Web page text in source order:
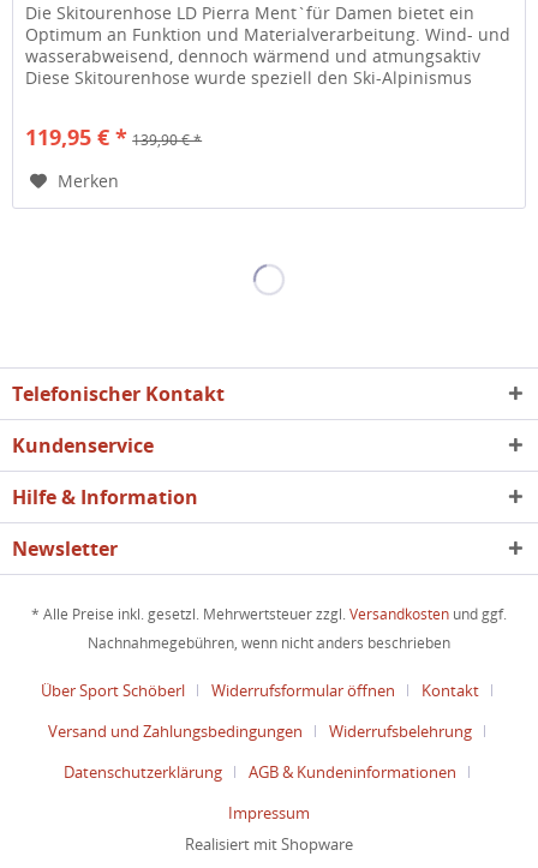
Die Skitourenhose LD Pierra Ment`für Damen bietet ein
Optimum an Funktion und Materialverarbeitung. Wind- und
wasserabweisend, dennoch wärmend und atmungsaktiv
Diese Skitourenhose wurde speziell den Ski-Alpinismus
119,95 € * 139,90 € *
Merken
Telefonischer Kontakt
Kundenservice
Hilfe & Information
Newsletter
* Alle Preise inkl. gesetzl. Mehrwertsteuer zzgl. Versandkosten und ggf.
Nachnahmegebühren, wenn nicht anders beschrieben
Über Sport Schöberl Widerrufsformular öffnen
Kontakt
Versand und Zahlungsbedingungen
Widerrufsbelehrung
Datenschutzerklärung
AGB & Kundeninformationen
Impressum
Realisiert mit Shopware